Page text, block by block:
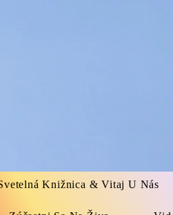
Knižnica & Vitaj U Nás